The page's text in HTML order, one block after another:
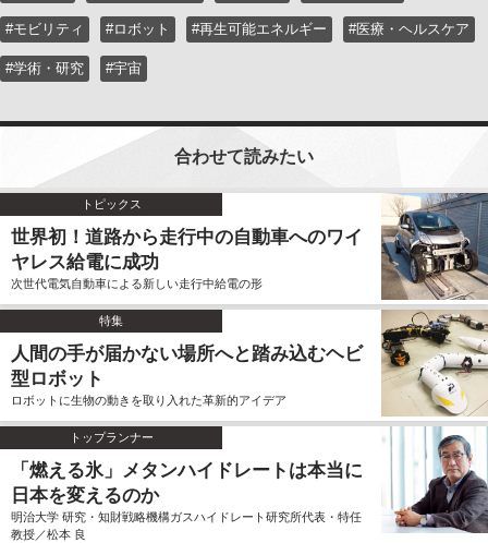
#モビリティ #ロボット #再生可能エネルギー #医療・ヘルスケア
#学術・研究 #宇宙
合わせて読みたい
トピックス
世界初！道路から走行中の自動車へのワイ
ヤレス給電に成功
次世代電気自動車による新しい走行中給電の形
特集
人間の手が届かない場所へと踏み込むヘビ
型ロボット
ロボットに生物の動きを取り入れた革新的アイデア
トップランナー
「燃える氷」メタンハイドレートは本当に
日本を変えるのか
明治大学 研究・知財戦略機構ガスハイドレート研究所代表・特任
教授／松本 良